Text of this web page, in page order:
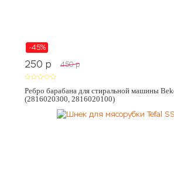
-45%
250 p 450 p
Ребро барабана для стиральной машины
(2816020300, 2816020100)